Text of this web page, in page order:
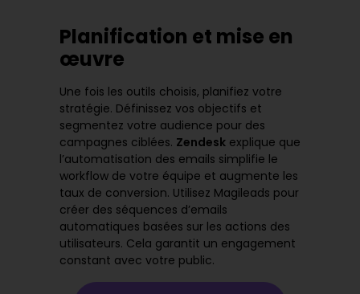
Planification et mise en
œuvre
Une fois les outils choisis, planifiez votre
stratégie. Définissez vos objectifs et
segmentez votre audience pour des
campagnes ciblées. Zendesk explique que
l’automatisation des emails simplifie le
workflow de votre équipe et augmente les
taux de conversion. Utilisez Magileads pour
créer des séquences d’emails
automatiques basées sur les actions des
utilisateurs. Cela garantit un engagement
constant avec votre public.